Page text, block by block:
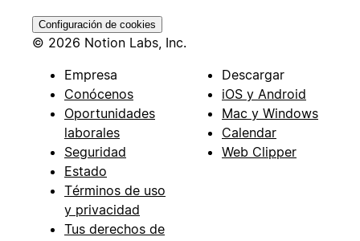
Configuración de cookies
© 2026 Notion Labs, Inc.
Empresa
Conócenos
Oportunidades
laborales
Seguridad
Estado
Términos de uso
y privacidad
Tus derechos de
Descargar
iOS y Android
Mac y Windows
Calendar
Web Clipper